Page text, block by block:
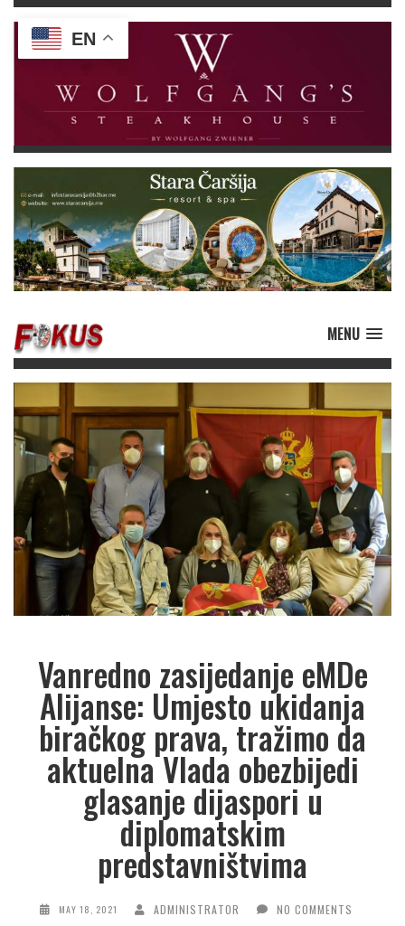
MENU
Vanredno zasijedanje eMDe
Alijanse: Umjesto ukidanja
biračkog prava, tražimo da
aktuelna Vlada obezbijedi
glasanje dijaspori u
diplomatskim
predstavništvima
MAY 18, 2021 ADMINISTRATOR NO COMMENTS
EN